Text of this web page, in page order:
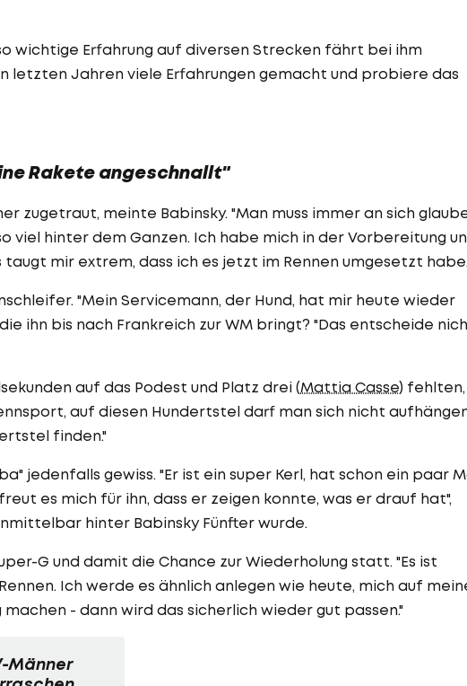
wichtige Erfahrung auf diversen Strecken fährt bei ihm
letzten Jahren viele Erfahrungen gemacht und probiere das
Rakete angeschnallt"
zugetraut, meinte Babinsky. "Man muss immer an sich
viel hinter dem Ganzen. Ich habe mich in der Vorbereitung
taugt mir extrem, dass ich es jetzt im Rennen umgesetzt
"Mein Servicemann, der Hund, hat mir heute wieder
ihn bis nach Frankreich zur WM bringt? "Das entscheide
auf das Podest und Platz drei (Mattia Casse) fehlten,
auf diesen Hundertstel darf man sich nicht
finden."
jedenfalls gewiss. "Er ist ein super Kerl, hat schon ein paar
es mich für ihn, dass er zeigen konnte, was er drauf hat",
hinter Babinsky Fünfter wurde.
G und damit die Chance zur Wiederholung statt. "Es ist
Ich werde es ähnlich anlegen wie heute, mich auf
- dann wird das sicherlich wieder gut passen."
Männer